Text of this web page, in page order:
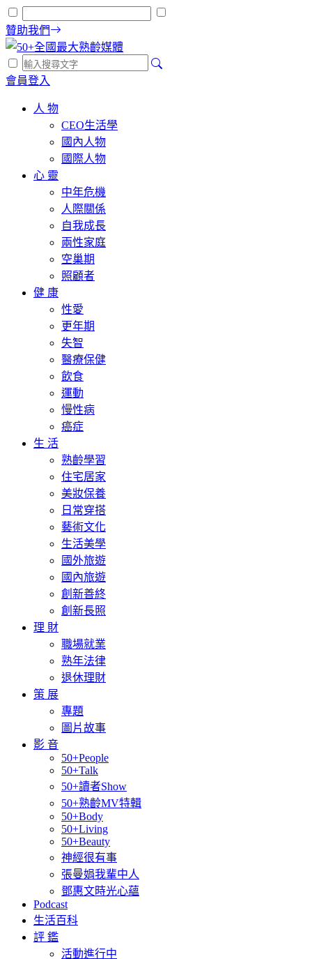
贊助我們
會員登入
人 物
CEO生活學
國內人物
國際人物
心 靈
中年危機
人際關係
自我成長
兩性家庭
空巢期
照顧者
健 康
性愛
更年期
失智
醫療保健
飲食
運動
慢性病
癌症
生 活
熟齡學習
住宅居家
美妝保養
日常穿搭
藝術文化
生活美學
國外旅遊
國內旅遊
創新善終
創新長照
理 財
職場就業
熟年法律
退休理財
策 展
專題
圖片故事
影 音
50+People
50+Talk
50+讀者Show
50+熟齡MV特輯
50+Body
50+Living
50+Beauty
神經很有事
張曼娟我輩中人
鄧惠文時光心蘊
Podcast
生活百科
評 鑑
活動進行中